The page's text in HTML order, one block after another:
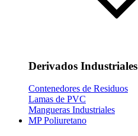
Derivados Industriales
Contenedores de Residuos
Lamas de PVC
Mangueras Industriales
MP Poliuretano